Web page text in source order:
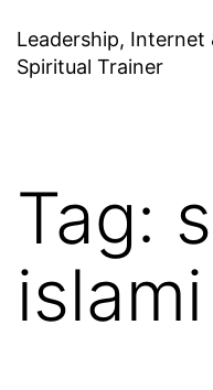
to
Leadership, Internet
Spiritual Trainer
Tag:
islami